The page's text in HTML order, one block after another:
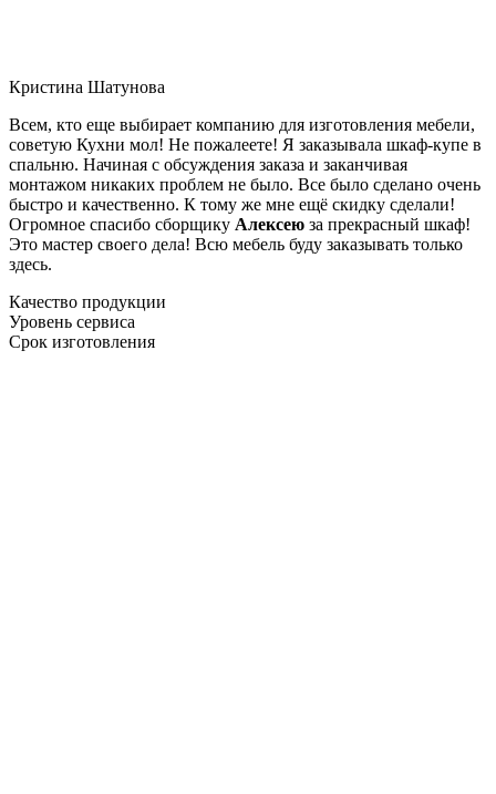
Кристина Шатунова
Всем, кто еще выбирает компанию для изготовления мебели,
советую Кухни мол! Не пожалеете! Я заказывала шкаф-купе в
спальню. Начиная с обсуждения заказа и заканчивая
монтажом никаких проблем не было. Все было сделано очень
быстро и качественно. К тому же мне ещё скидку сделали!
Огромное спасибо сборщику Алексею за прекрасный шкаф!
Это мастер своего дела! Всю мебель буду заказывать только
здесь.
Качество продукции
Уровень сервиса
Срок изготовления